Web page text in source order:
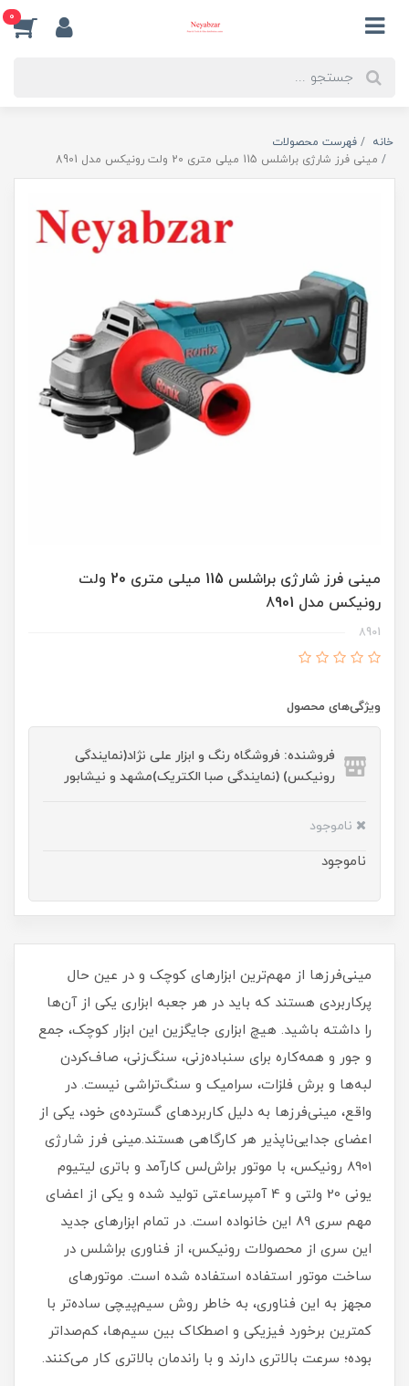
0
خانه
فهرست محصولات
مینی فرز شارژی براشلس 115 میلی متری 20 ولت رونیکس مدل 8901
مینی فرز شارژی براشلس 115 میلی متری 20 ولت
رونیکس مدل 8901
8901
ویژگی‌های محصول
فروشنده: فروشگاه رنگ و ابزار علی نژاد(نمایندگی
رونیکس) (نمایندگی صبا الکتریک)مشهد و نیشابور
ناموجود
ناموجود
مینی‌فرزها از مهم‌ترین ابزارهای کوچک و در عین حال
پرکاربردی هستند که باید در هر جعبه ابزاری یکی از آن‌ها
را داشته باشید. هیچ ابزاری جایگزین این ابزار کوچک، جمع
و جور و همه‌کاره برای سنباده‌زنی، سنگ‌زنی، صاف‌کردن
لبه‌ها و برش فلزات، سرامیک و سنگ‌تراشی نیست. در
واقع، مینی‌فرزها به دلیل کاربردهای گسترده‌ی خود، یکی از
اعضای جدایی‌ناپذیر هر کارگاهی هستند.مینی فرز شارژی
8901 رونیکس، با موتور براش‌لس کارآمد و باتری لیتیوم
یونی 20 ولتی و 4 آمپرساعتی تولید شده و یکی از اعضای
مهم سری 89 این خانواده است. در تمام ابزارهای جدید
این سری از محصولات رونیکس، از فناوری براشلس در
ساخت موتور استفاده استفاده شده است. موتورهای
مجهز به این فناوری، به خاطر روش سیم‌پیچی ساده‌تر با
کمترین برخورد فیزیکی و اصطکاک بین سیم‌ها، کم‌صداتر
بوده؛ سرعت بالاتری دارند و با راندمان بالاتری کار می‌کنند.